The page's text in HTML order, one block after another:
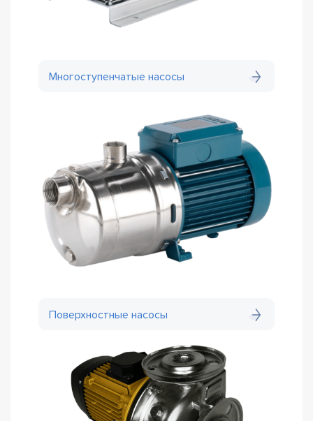
Многоступенчатые насосы
Поверхностные насосы